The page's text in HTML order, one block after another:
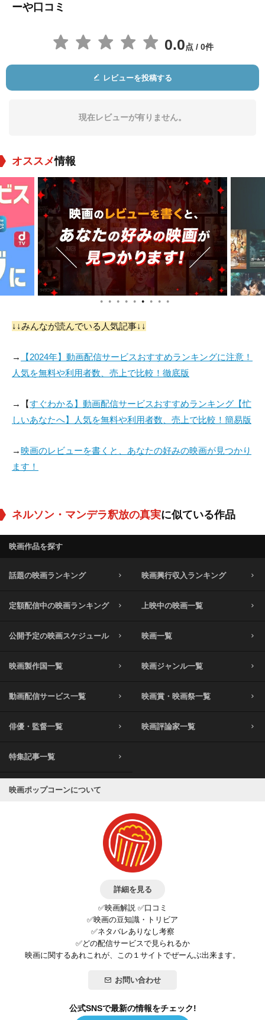
Michael Ledeen
Jean-Christophe
visor for African Aff
airs (France)
ジャン＝イブ・オリ
Matthews Phosa
役：Himself
Wynand du Toit
役：Himself
Rusty Evans
役：Himself
ーや口コミ
0.0点 / 0件
レビューを投稿する
現在レビューが有りません。
オススメ情報
● ● ● ● ● ● ● ● ●
↓↓みんなが読んでいる人気記事↓↓
→
【2024年】動画配信サービスおすすめランキングに注意！
人気を無料や利用者数、売上で比較！徹底版
→【すぐわかる】動画配信サービスおすすめランキング【忙
しいあなたへ】人気を無料や利用者数、売上で比較！簡易版
→映画のレビューを書くと、あなたの好みの映画が見つかり
ます！
ネルソン・マンデラ釈放の真実に似ている作品
映画作品を探す
話題の映画ランキング 映画興行収入ランキング
定額配信中の映画ランキング 上映中の映画一覧
公開予定の映画スケジュール 映画一覧
映画製作国一覧 映画ジャンル一覧
動画配信サービス一覧 映画賞・映画祭一覧
俳優・監督一覧 映画評論家一覧
特集記事一覧
映画ポップコーンについて
詳細を見る
✅映画解説 ✅口コミ
✅映画の豆知識・トリビア
✅ネタバレありなし考察
✅どの配信サービスで見られるか
映画に関するあれこれが、この１サイトでぜーんぶ出来ます。
お問い合わせ
公式SNSで最新の情報をチェック!